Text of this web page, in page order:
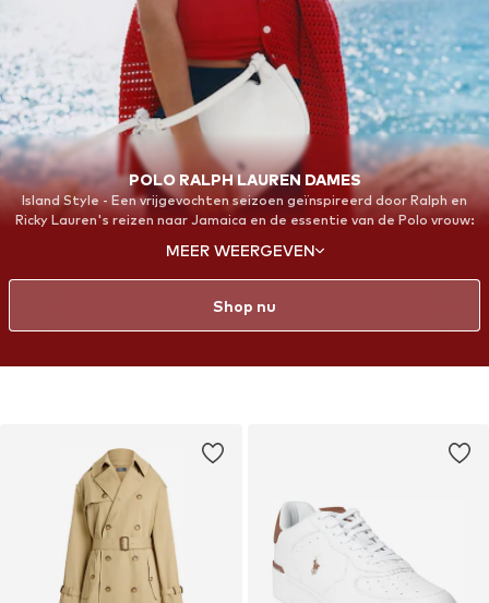
POLO RALPH LAUREN DAMES
Island Style - Een vrijgevochten seizoen geïnspireerd door Ralph en
Ricky Lauren's reizen naar Jamaica en de essentie van de Polo vrouw:
MEER WEERGEVEN
Shop nu